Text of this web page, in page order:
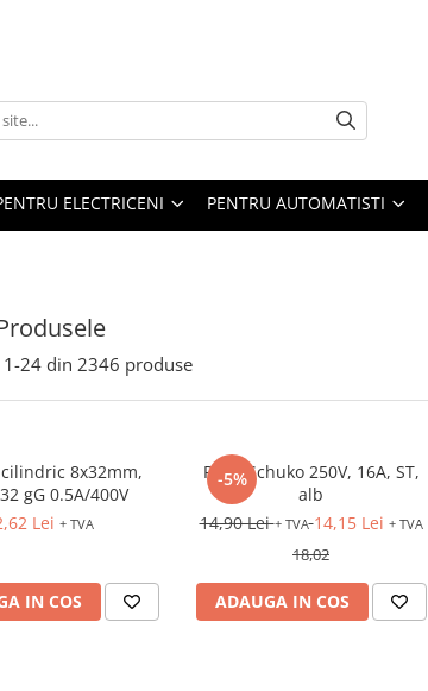
ELECTRICENI PENTRU AUTOMATISTI
1-24 din 2346 produse
8x32mm,
gG 0.5A/400V
Lei + TVA
IN COS
-5%
Priza Schuko 250V, 16A, ST,
alb
14,90 Lei+ TVA 14,15 Lei + TVA
18,02
ADAUGA IN COS